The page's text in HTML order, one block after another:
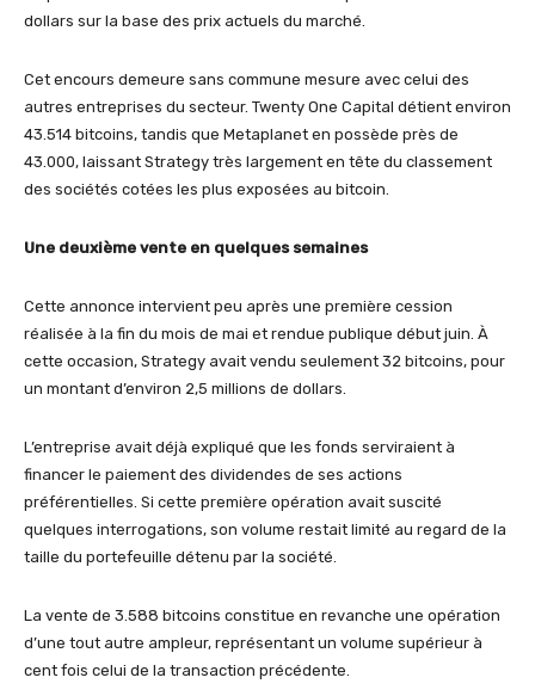
dollars sur la base des prix actuels du marché.
Cet encours demeure sans commune mesure avec celui des
autres entreprises du secteur. Twenty One Capital détient environ
43.514 bitcoins, tandis que Metaplanet en possède près de
43.000, laissant Strategy très largement en tête du classement
des sociétés cotées les plus exposées au bitcoin.
Une deuxième vente en quelques semaines
Cette annonce intervient peu après une première cession
réalisée à la fin du mois de mai et rendue publique début juin. À
cette occasion, Strategy avait vendu seulement 32 bitcoins, pour
un montant d’environ 2,5 millions de dollars.
L’entreprise avait déjà expliqué que les fonds serviraient à
financer le paiement des dividendes de ses actions
préférentielles. Si cette première opération avait suscité
quelques interrogations, son volume restait limité au regard de la
taille du portefeuille détenu par la société.
La vente de 3.588 bitcoins constitue en revanche une opération
d’une tout autre ampleur, représentant un volume supérieur à
cent fois celui de la transaction précédente.